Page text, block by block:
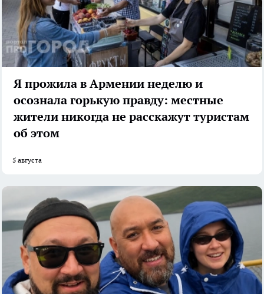
Я прожила в Армении неделю и
осознала горькую правду: местные
жители никогда не расскажут туристам
об этом
5 августа